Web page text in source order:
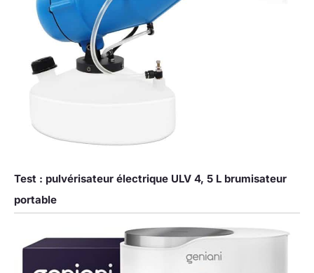
Test : pulvérisateur électrique ULV 4, 5 L brumisateur
portable